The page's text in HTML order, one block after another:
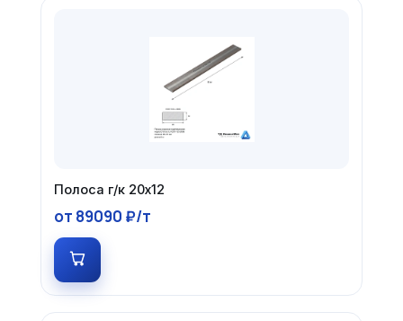
Полоса г/к 20х12
от 89090 ₽/т